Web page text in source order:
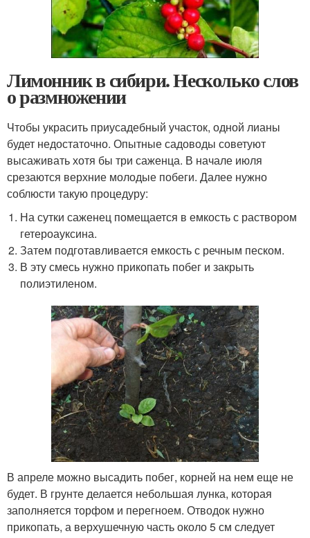
Лимонник в сибири. Несколько слов
о размножении
Чтобы украсить приусадебный участок, одной лианы
будет недостаточно. Опытные садоводы советуют
высаживать хотя бы три саженца. В начале июля
срезаются верхние молодые побеги. Далее нужно
соблюсти такую процедуру:
На сутки саженец помещается в емкость с раствором
гетероауксина.
Затем подготавливается емкость с речным песком.
В эту смесь нужно прикопать побег и закрыть
полиэтиленом.
В апреле можно высадить побег, корней на нем еще не
будет. В грунте делается небольшая лунка, которая
заполняется торфом и перегноем. Отводок нужно
прикопать, а верхушечную часть около 5 см следует